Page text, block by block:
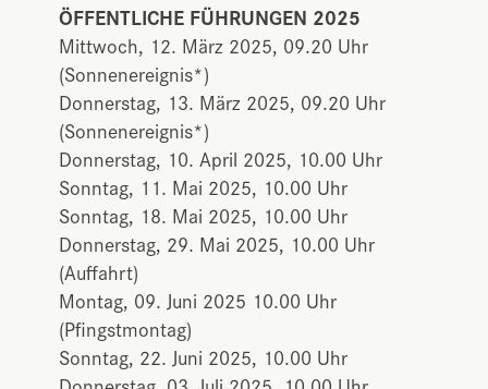
ÖFFENTLICHE FÜHRUNGEN 2025
Mittwoch, 12. März 2025, 09.20 Uhr
(Sonnenereignis*)
Donnerstag, 13. März 2025, 09.20 Uhr
(Sonnenereignis*)
Donnerstag, 10. April 2025, 10.00 Uhr
Sonntag, 11. Mai 2025, 10.00 Uhr
Sonntag, 18. Mai 2025, 10.00 Uhr
Donnerstag, 29. Mai 2025, 10.00 Uhr
(Auffahrt)
Montag, 09. Juni 2025 10.00 Uhr
(Pfingstmontag)
Sonntag, 22. Juni 2025, 10.00 Uhr